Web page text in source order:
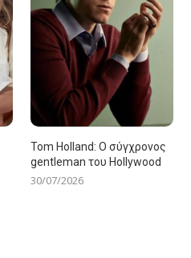
Tom Holland: Ο σύγχρονος
gentleman του Hollywood
30/07/2026